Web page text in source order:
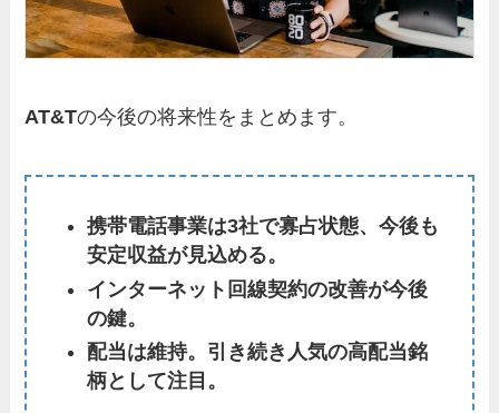
AT&Tの今後の将来性をまとめます。
携帯電話事業は3社で寡占状態、今後も
安定収益が見込める。
インターネット回線契約の改善が今後
の鍵。
配当は維持。引き続き人気の高配当銘
柄として注目。